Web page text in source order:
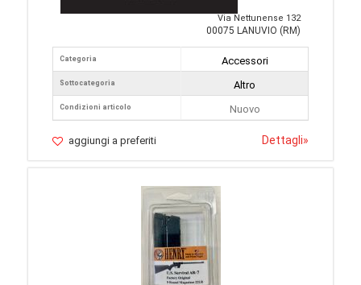
Via Nettunense 132
00075 LANUVIO (RM)
Categoria
Sottocategoria
Condizioni articolo
Accessori
Altro
Nuovo
aggiungi a preferiti Dettagli»